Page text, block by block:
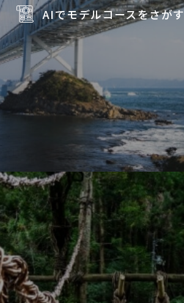
AIでモデルコースをさがす